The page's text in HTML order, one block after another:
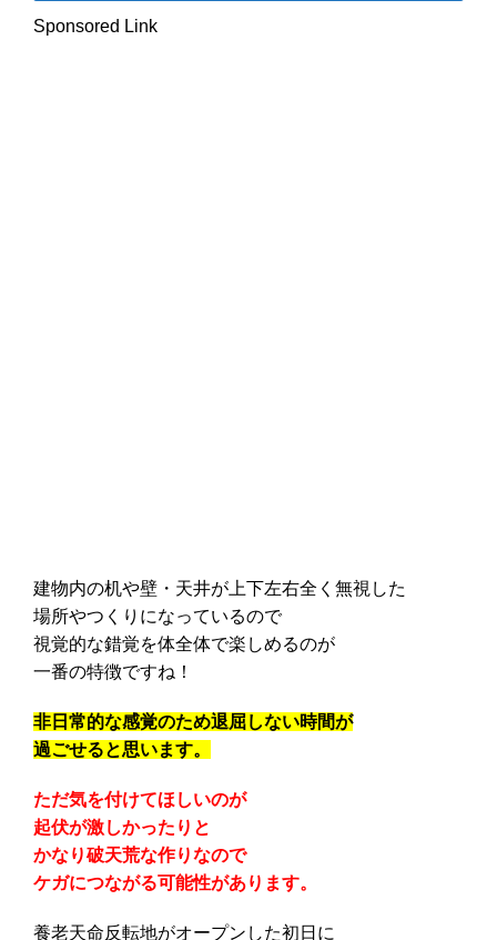
Sponsored Link
建物内の机や壁・天井が上下左右全く無視した
場所やつくりになっているので
視覚的な錯覚を体全体で楽しめるのが
一番の特徴ですね！
非日常的な感覚のため退屈しない時間が
過ごせると思います。
ただ気を付けてほしいのが
起伏が激しかったりと
かなり破天荒な作りなので
ケガにつながる可能性があります。
養老天命反転地がオープンした初日に